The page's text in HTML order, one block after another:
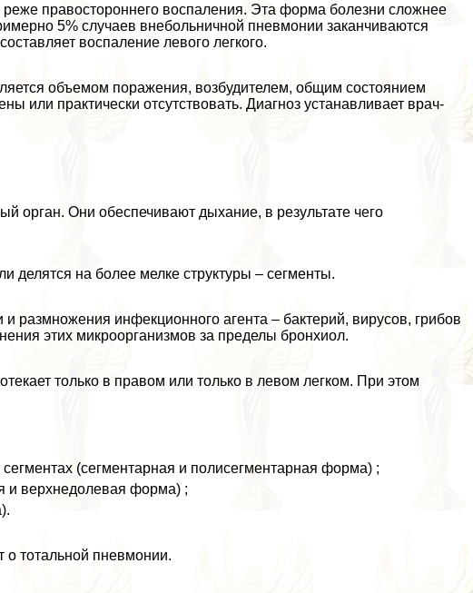
правостороннего воспаления. Эта форма болезни сложнее
5% случаев внебольничной пневмонии заканчиваются
воспаление левого легкого.
объемом поражения, возбудителем, общим состоянием
или пpaктически отсутствовать. Диагноз устанавливает врач-
орган. Они обеспечивают дыхание, в результате чего
делятся на более мелке структуры – сегменты.
размножения инфекционного агента – бактерий, вирусов, грибов
этих микроорганизмов за пределы бронхиол.
только в правом или только в левом легком. При этом
(сегментарная и полисегментарная форма) ;
и верхнедолевая форма) ;
о тотальной пневмонии.